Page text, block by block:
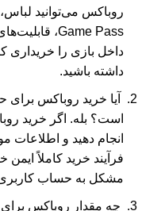
روباکس می‌توانید
داخل بازی را خریداری
داشته باشید.
است؟ بله. اگر خرید
انجام دهید و اطلاعات
فرآیند خرید کاملاً ایمن
مشکل به حساب
چه مقدار روباکس